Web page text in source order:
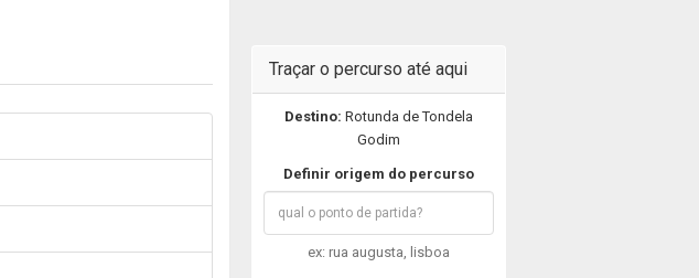
Traçar o percurso até aqui
Destino: Rotunda de Tondela
Godim
Definir origem do percurso
ex: rua augusta, lisboa